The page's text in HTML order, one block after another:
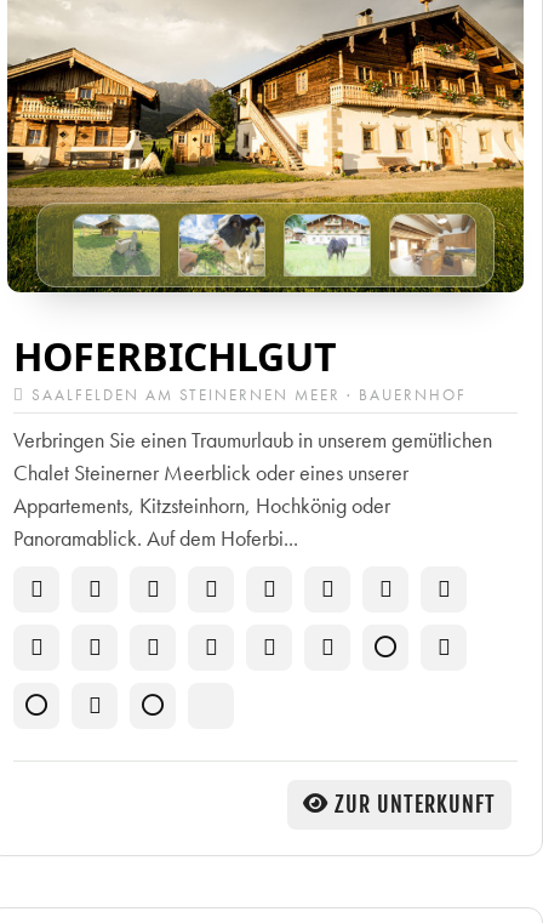
HOFERBICHLGUT
SAALFELDEN AM STEINERNEN MEER · BAUERNHOF
Verbringen Sie einen Traumurlaub in unserem gemütlichen
Chalet Steinerner Meerblick oder eines unserer
Appartements, Kitzsteinhorn, Hochkönig oder
Panoramablick. Auf dem Hoferbi...
ZUR UNTERKUNFT